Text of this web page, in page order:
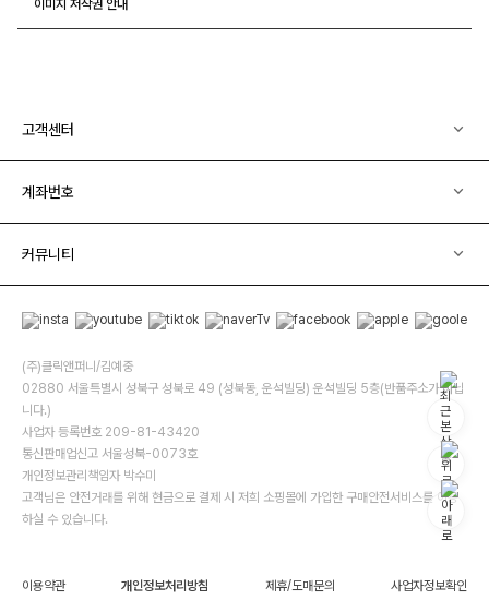
이미지 저작권 안내
고객센터
계좌번호
커뮤니티
(주)클릭앤퍼니/김예중
02880 서울특별시 성북구 성북로 49 (성북동, 운석빌딩) 운석빌딩 5층(반품주소가 아닙
니다.)
사업자 등록번호 209-81-43420
통신판매업신고 서울성북-0073호
개인정보관리책임자 박수미
고객님은 안전거래를 위해 현금으로 결제 시 저희 소핑몰에 가입한 구매안전서비스를 이용
하실 수 있습니다.
이용약관 개인정보처리방침 제휴/도매문의 사업자정보확인